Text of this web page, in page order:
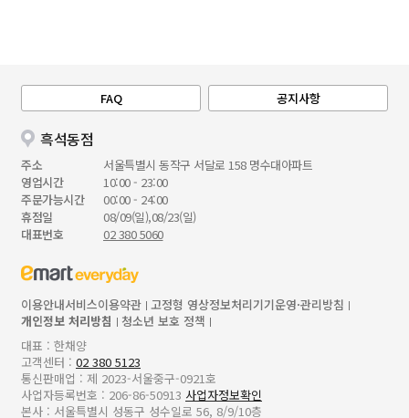
FAQ 공지사항
흑석동점
주소
서울특별시 동작구 서달로 158 명수대아파트
영업시간
10:00 - 23:00
주문가능시간
00:00 - 24:00
휴점일
08/09(일),08/23(일)
대표번호
02 380 5060
이용안내서비스이용약관 고정형 영상정보처리기기운영·관리방침
개인정보 처리방침
청소년 보호 정책
대표 : 한채양
고객센터 : 02 380 5123
통신판매업 : 제 2023-서울중구-0921호
사업자등록번호 : 206-86-50913 사업자정보확인
본사 : 서울특별시 성동구 성수일로 56, 8/9/10층